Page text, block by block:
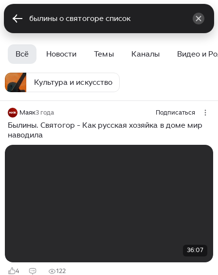
Всё Новости Темы Каналы Видео и
Культура и искусство
Маяк3 года Подписаться
Былины. Святогор - Как русская хозяйка в доме мир
наводила
36:07
4 122